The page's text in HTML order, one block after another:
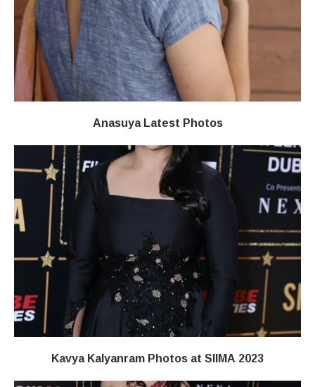
Anasuya Latest Photos
Kavya Kalyanram Photos at SIIMA 2023